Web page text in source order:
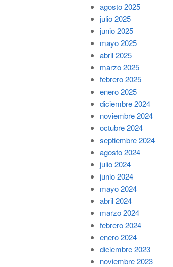
agosto 2025
julio 2025
junio 2025
mayo 2025
abril 2025
marzo 2025
febrero 2025
enero 2025
diciembre 2024
noviembre 2024
octubre 2024
septiembre 2024
agosto 2024
julio 2024
junio 2024
mayo 2024
abril 2024
marzo 2024
febrero 2024
enero 2024
diciembre 2023
noviembre 2023